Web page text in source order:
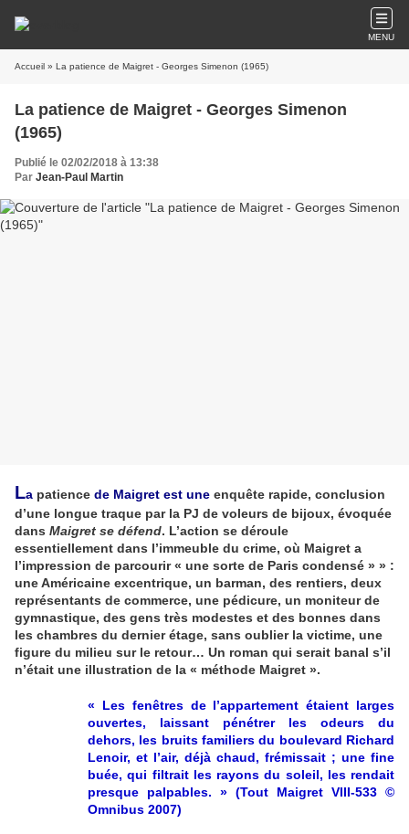
MENU
Accueil » La patience de Maigret - Georges Simenon (1965)
La patience de Maigret - Georges Simenon
(1965)
Publié le 02/02/2018 à 13:38
Par Jean-Paul Martin
La patience de Maigret est une enquête rapide, conclusion
d’une longue traque par la PJ de voleurs de bijoux, évoquée
dans Maigret se défend. L’action se déroule
essentiellement dans l’immeuble du crime, où Maigret a
l’impression de parcourir « une sorte de Paris condensé » » :
une Américaine excentrique, un barman, des rentiers, deux
représentants de commerce, une pédicure, un moniteur de
gymnastique, des gens très modestes et des bonnes dans
les chambres du dernier étage, sans oublier la victime, une
figure du milieu sur le retour… Un roman qui serait banal s’il
n’était une illustration de la « méthode Maigret ».
« Les fenêtres de l’appartement étaient larges
ouvertes, laissant pénétrer les odeurs du
dehors, les bruits familiers du boulevard Richard
Lenoir, et l’air, déjà chaud, frémissait ; une fine
buée, qui filtrait les rayons du soleil, les rendait
presque palpables. » (Tout Maigret VIII-533 ©
Omnibus 2007)